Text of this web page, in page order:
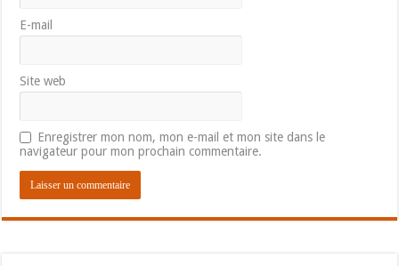
E-mail
Site web
Enregistrer mon nom, mon e-mail et mon site dans le
navigateur pour mon prochain commentaire.